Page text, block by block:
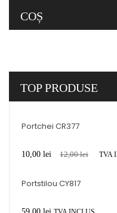
COȘ
TOPPRODUSE
Portchei CR377
12,00lei
10,00 lei TVA
Portstilou CY817